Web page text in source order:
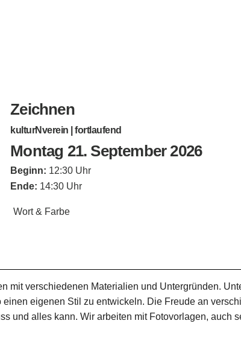
Zeichnen
kulturNverein | fortlaufend
Montag 21. September 2026
Beginn: 12:30 Uhr
Ende: 14:30 Uhr
Wort & Farbe
mit verschiedenen Materialien und Untergründen.
eigenen Stil zu entwickeln. Die Freude an
und alles kann. Wir arbeiten mit Fotovorlagen, auch